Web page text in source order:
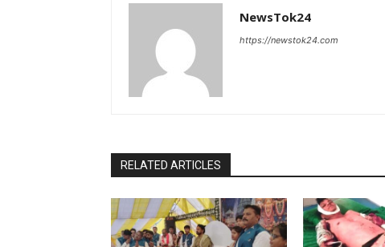
NewsTok24
https://newstok24.com
RELATED ARTICLES